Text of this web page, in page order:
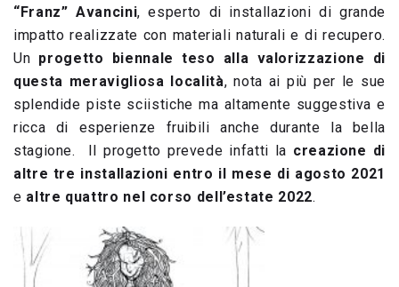
“Franz” Avancini, esperto di installazioni di grande
impatto realizzate con materiali naturali e di recupero.
Un progetto biennale teso alla valorizzazione di
questa meravigliosa località, nota ai più per le sue
splendide piste sciistiche ma altamente suggestiva e
ricca di esperienze fruibili anche durante la bella
stagione. Il progetto prevede infatti la creazione di
altre tre installazioni entro il mese di agosto 2021
e altre quattro nel corso dell’estate 2022.